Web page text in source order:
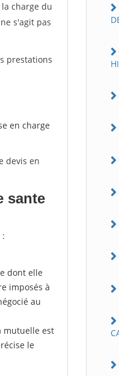
charge du
s'agit pas
prestations
en charge
devis en
sante
dont elle
imposés à
au
mutuelle est
le